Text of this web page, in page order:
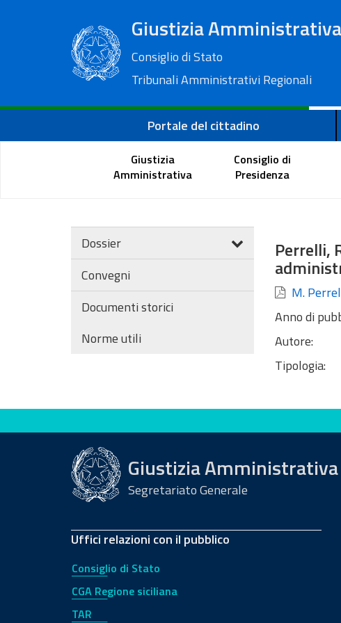
Giustizia Amministrativa
Consiglio di Stato
Tribunali Amministrativi Regionali
Portale del cittadino
Giustizia
Amministrativa
Consiglio di
Presidenza
Dossier
Convegni
Documenti storici
Norme utili
Perrelli,
M.
Anno di
Autore:
Tipologia:
Valuta questo sito
Giustizia Amministrativa
Segretariato Generale
Uffici relazioni con il pubblico
Consiglio di Stato
CGA Regione siciliana
TAR